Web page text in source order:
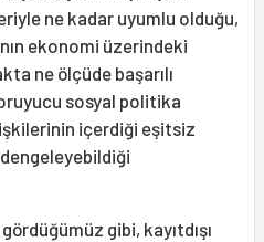
ne kadar uyumlu olduğu,
ekonomi üzerindeki
ne ölçüde başarılı
sosyal politika
içerdiği eşitsiz
gibi, kayıtdışı